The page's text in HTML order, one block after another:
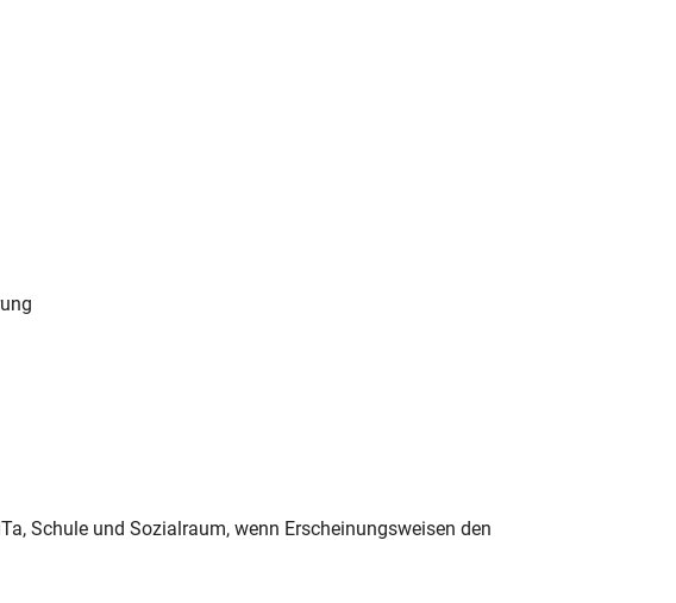
Schule und Sozialraum, wenn Erscheinungsweisen den